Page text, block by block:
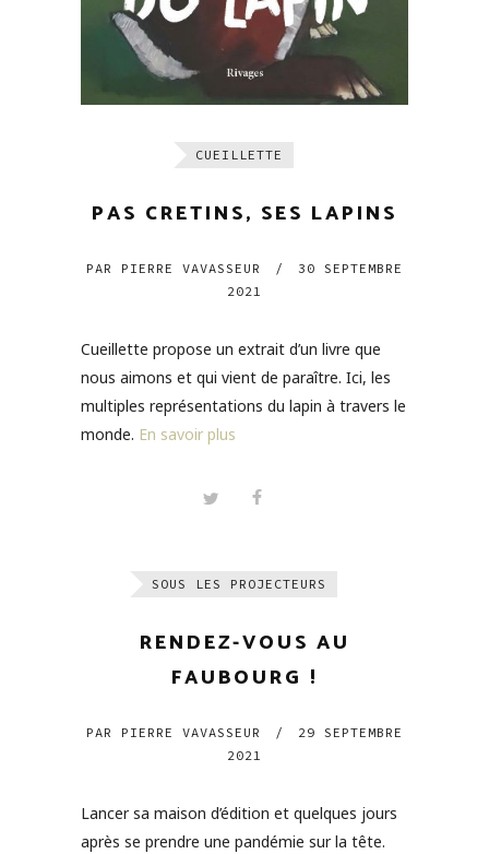
CUEILLETTE
PAS CRETINS, SES LAPINS
PAR PIERRE VAVASSEUR /
30 SEPTEMBRE
2021
Cueillette propose un extrait d’un livre que
nous aimons et qui vient de paraître. Ici, les
multiples représentations du lapin à travers le
monde. En savoir plus
SOUS LES PROJECTEURS
RENDEZ-VOUS AU
FAUBOURG !
PAR PIERRE VAVASSEUR /
29 SEPTEMBRE
2021
Lancer sa maison d’édition et quelques jours
après se prendre une pandémie sur la tête.